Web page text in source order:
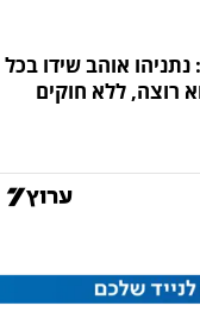
אוהב שידו בכל
רוצה, ללא חוקים